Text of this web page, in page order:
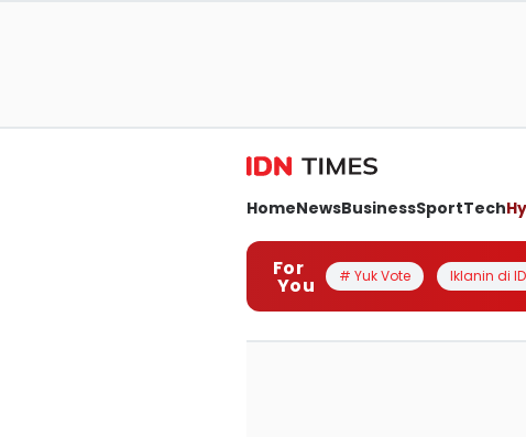
HomeNewsBusinessSportTech
For
You # Yuk Vote Iklanin di